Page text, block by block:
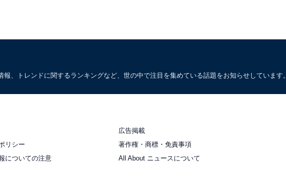
、トレンドに関するランキングなど、世の中で注目を集めている話題をお知らせしています。
広告掲載
リシー
著作権・商標・免責事項
についての注意
All About ニュースについて